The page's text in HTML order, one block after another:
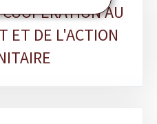
AU
ET DE L'ACTION